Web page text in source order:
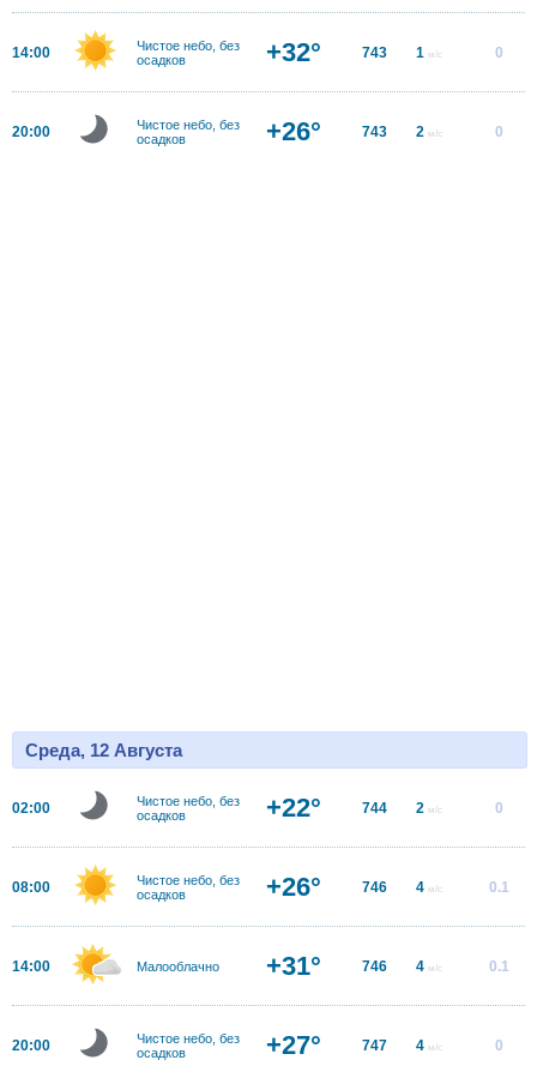
14:00
Чистое небо, без
осадков
+32° 743 1 м/с 0
20:00
Чистое небо, без
осадков
+26° 743 2 м/с 0
Среда, 12 Августа
02:00
Чистое небо, без
осадков
+22° 744 2 м/с 0
08:00
Чистое небо, без
осадков
+26° 746 4 м/с 0.1
14:00 Малооблачно +31° 746 4 м/с 0.1
20:00
Чистое небо, без
осадков
+27° 747 4 м/с 0